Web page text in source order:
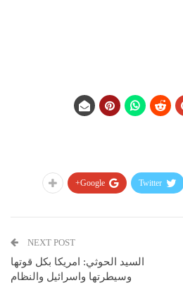
Twitter
Google+
NEXT POST
السيد الحوثي: امريكا بكل قوتها
وسيطرتها واسرائيل والنظام